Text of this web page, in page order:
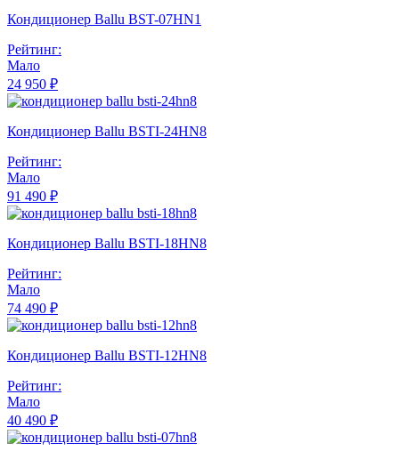
Кондиционер Ballu BST-07HN1
Рейтинг:
Мало
24 950 ₽
Кондиционер Ballu BSTI-24HN8
Рейтинг:
Мало
91 490 ₽
Кондиционер Ballu BSTI-18HN8
Рейтинг:
Мало
74 490 ₽
Кондиционер Ballu BSTI-12HN8
Рейтинг:
Мало
40 490 ₽